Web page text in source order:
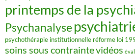
printemps de la
Psychanalyse
psychothérapie institutionnelle réforme loi
soins sous contraintevidéos